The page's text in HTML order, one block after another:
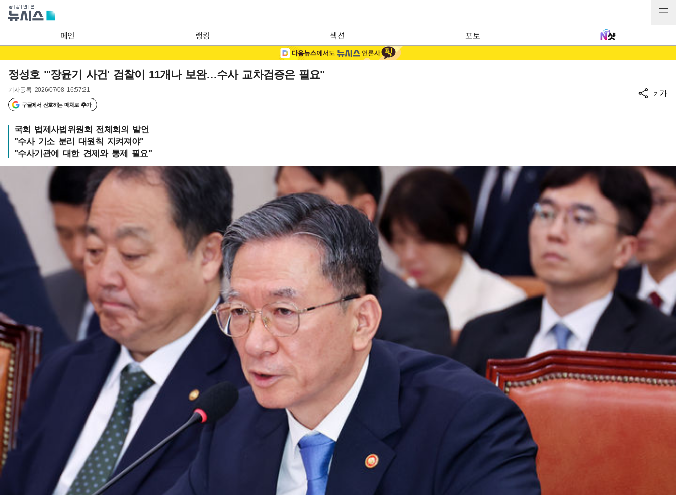
메인 랭킹 섹션 포토
정성호 "'장윤기 사건' 검찰이 11개나 보완…수사 교차검증은 필요"
기사등록 2026/07/08 16:57:21
구글에서 선호하는 매체로 추가
가가
국회 법제사법위원회 전체회의 발언
"수사 기소 분리 대원칙 지켜져야"
"수사기관에 대한 견제와 통제 필요"